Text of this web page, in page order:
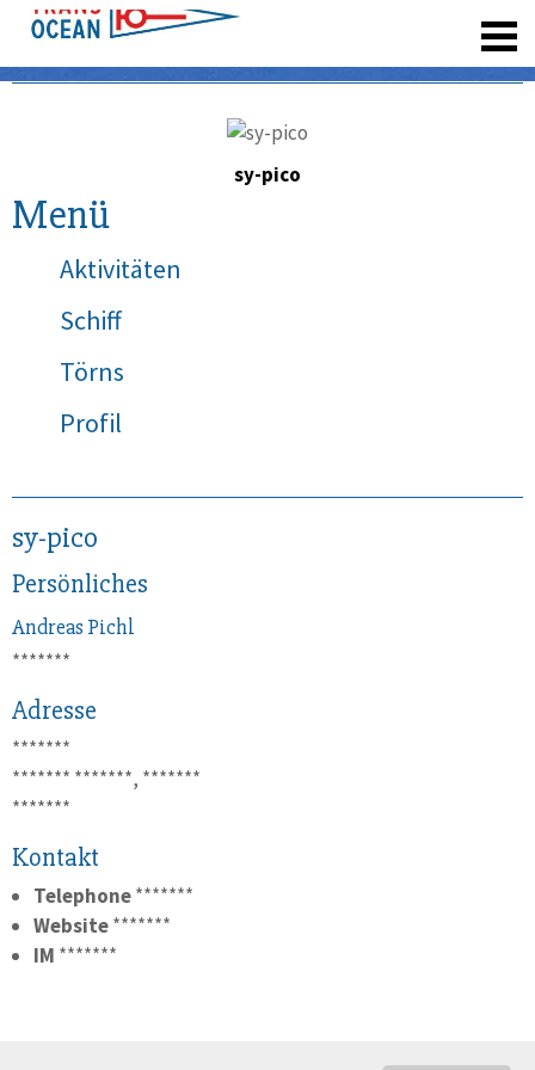
sy-pico
Menü
Aktivitäten
Schiff
Törns
Profil
sy-pico
Persönliches
AndreasPichl
*******
Adresse
*******
******* *******, *******
*******
Kontakt
Telephone*******
Website*******
IM *******